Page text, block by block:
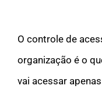
O controle de
organização é o
vai acessar